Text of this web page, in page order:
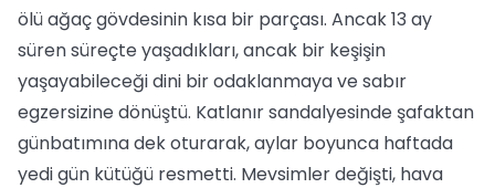
ölü ağaç gövdesinin kısa bir parçası. Ancak 13 ay
süren süreçte yaşadıkları, ancak bir keşişin
yaşayabileceği dini bir odaklanmaya ve sabır
egzersizine dönüştü. Katlanır sandalyesinde şafaktan
günbatımına dek oturarak, aylar boyunca haftada
yedi gün kütüğü resmetti. Mevsimler değişti, hava